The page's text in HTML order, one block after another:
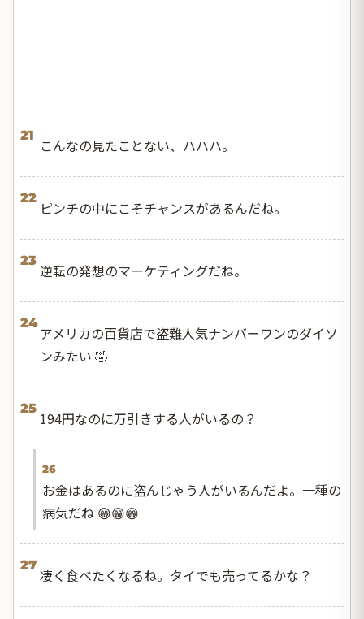
21
こんなの見たことない、ハハハ。
22
ピンチの中にこそチャンスがあるんだね。
23
逆転の発想のマーケティングだね。
24
アメリカの百貨店で盗難人気ナンバーワンのダイソ
ンみたい 🤣
25
194円なのに万引きする人がいるの？
26
お金はあるのに盗んじゃう人がいるんだよ。一種の
病気だね 😁😁😁
27
凄く食べたくなるね。タイでも売ってるかな？